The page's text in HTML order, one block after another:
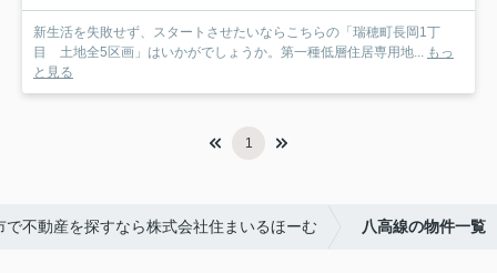
新生活を失敗せず、スタートさせたいならこちらの「瑞穂町長岡1丁
目 土地全5区画」はいかがでしょうか。第一種低層住居専用地... もっ
と見る
1
で不動産を探すなら株式会社住まいるほーむ 八高線の物件一覧